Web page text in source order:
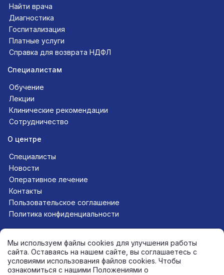
Найти врача
Диагностика
Госпитализация
Платные услуги
Справка для возврата НДФЛ
Специалистам
Обучение
Лекции
Клинические рекомендации
Сотрудничество
О центре
Специалисты
Новости
Оперативное лечение
Контакты
Пользовательское соглашение
Политика конфиденциальности
Следите за нами в соцсетях
Мы используем файлы cookies для улучшения работы
сайта. Оставаясь на нашем сайте, вы соглашаетесь с
условиями использования файлов cookies. Чтобы
ознакомиться с нашими Положениями о